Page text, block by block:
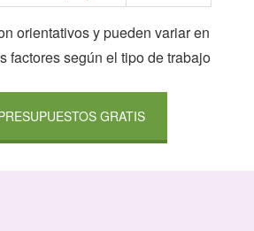
orientativos y pueden variar en
factores según el tipo de trabajo
GRATIS